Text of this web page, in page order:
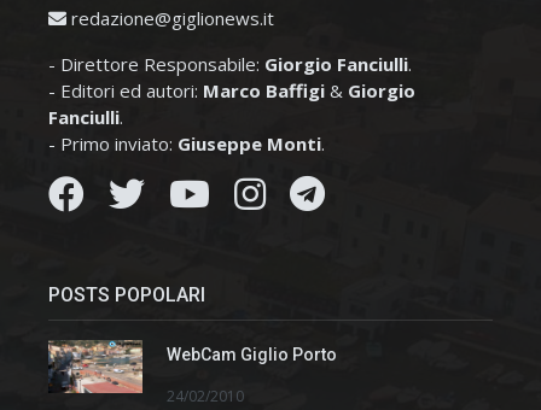
redazione@giglionews.it
- Direttore Responsabile: Giorgio Fanciulli.
- Editori ed autori: Marco Baffigi & Giorgio
Fanciulli.
- Primo inviato: Giuseppe Monti.
POSTS POPOLARI
WebCam Giglio Porto
24/02/2010